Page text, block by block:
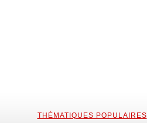
THÉMATIQUES POPULAIRES